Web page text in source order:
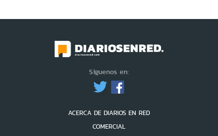
Síguenos en:
ACERCA DE DIARIOS EN RED
COMERCIAL